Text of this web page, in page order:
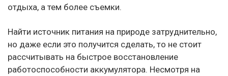
отдыха, а тем более съемки.
Найти источник питания на природе затруднительно,
но даже если это получится сделать, то не стоит
рассчитывать на быстрое восстановление
работоспособности аккумулятора. Несмотря на